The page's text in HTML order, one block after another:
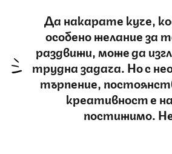
Да накарате куче,
особено желание за
раздвижи, може да
трудна задача. Но с
търпение,
креативност е
постижимо.